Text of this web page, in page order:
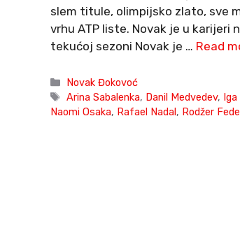
slem titule, olimpijsko zlato, sve
vrhu ATP liste. Novak je u karijeri
tekućoj sezoni Novak je … Read
Categories
Novak Đokovoć
Tags
Arina Sabalenka, Danil Medvedev,
Naomi Osaka, Rafael Nadal, Rodžer